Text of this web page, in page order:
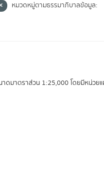
หมวดหมู่ตามธรรมาภิบาลข้อมูล:
าดมาตราส่วน 1:25,000 โดยมีหน่ว